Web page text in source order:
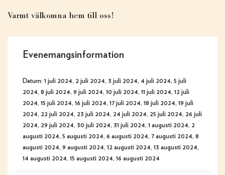
Varmt välkomna hem till oss!
Evenemangsinformation
Datum: 1 juli 2024, 2 juli 2024, 3 juli 2024, 4 juli 2024, 5 juli
2024, 8 juli 2024, 9 juli 2024, 10 juli 2024, 11 juli 2024, 12 juli
2024, 15 juli 2024, 16 juli 2024, 17 juli 2024, 18 juli 2024, 19 juli
2024, 22 juli 2024, 23 juli 2024, 24 juli 2024, 25 juli 2024, 26 juli
2024, 29 juli 2024, 30 juli 2024, 31 juli 2024, 1 augusti 2024, 2
augusti 2024, 5 augusti 2024, 6 augusti 2024, 7 augusti 2024, 8
augusti 2024, 9 augusti 2024, 12 augusti 2024, 13 augusti 2024,
14 augusti 2024, 15 augusti 2024, 16 augusti 2024